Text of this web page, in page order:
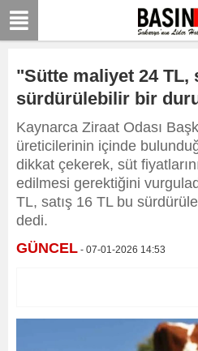
"Sütte maliyet 24 TL,
sürdürülebilir bir
Kaynarca Ziraat Odası
üreticilerinin içinde
dikkat çekerek, süt
edilmesi gerektiğini
TL, satış 16 TL bu
dedi.
GÜNCEL - 07-01-2026 14:53